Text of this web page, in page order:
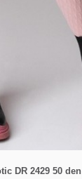
DR 2429 50 den